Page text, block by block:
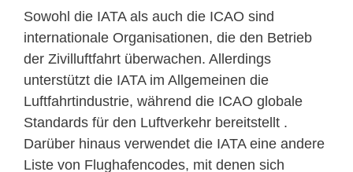
Sowohl die IATA als auch die ICAO sind
internationale Organisationen, die den Betrieb
der Zivilluftfahrt überwachen. Allerdings
unterstützt die IATA im Allgemeinen die
Luftfahrtindustrie, während die ICAO globale
Standards für den Luftverkehr bereitstellt .
Darüber hinaus verwendet die IATA eine andere
Liste von Flughafencodes, mit denen sich